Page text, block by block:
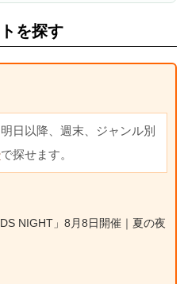
を探す
日以降、週末、ジャンル別
で探せます。
NIGHT」8月8日開催｜夏の夜